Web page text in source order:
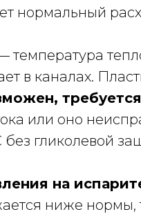
нормальный
температура
в каналах.
или оно
гликолевой
на
ниже нормы,